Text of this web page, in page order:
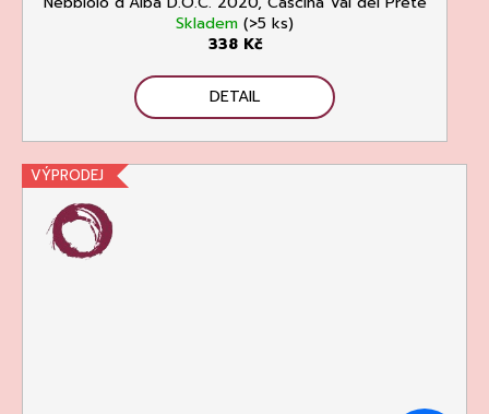
Skladem (>5 ks)
338 Kč
DETAIL
VÝPRODEJ